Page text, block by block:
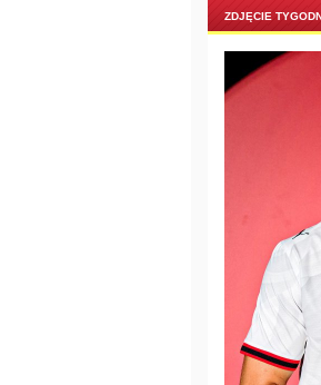
ZDJĘCIE